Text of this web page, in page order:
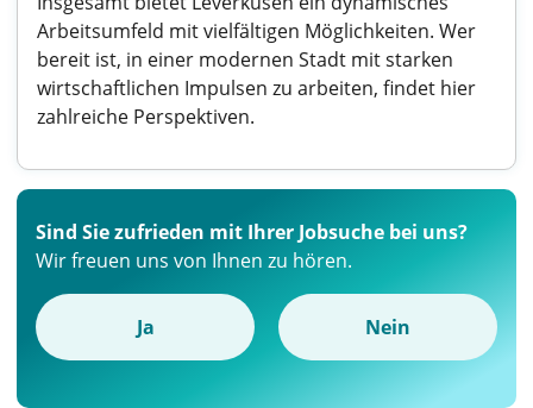
Arbeitsumfeld mit vielfältigen Möglichkeiten. Wer
bereit ist, in einer modernen Stadt mit starken
wirtschaftlichen Impulsen zu arbeiten, findet hier
zahlreiche Perspektiven.
Sind Sie zufrieden mit Ihrer Jobsuche bei uns?
Wir freuen uns von Ihnen zu hören.
Ja Nein